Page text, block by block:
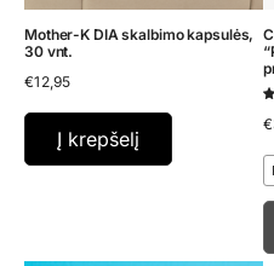
Mother-K DIA skalbimo kapsulės,
30 vnt.
€12,95
Į krepšelį
€